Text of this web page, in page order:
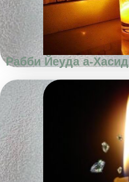
Рабби Йеуда а-Хасид